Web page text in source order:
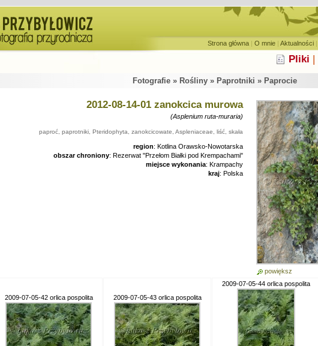
Strona główna | O mnie | Aktualności |
Pliki |
Fotografie » Rośliny » Paprotniki » Paprocie
2012-08-14-01 zanokcica murowa
(Asplenium ruta-muraria)
paproć, paprotniki, Pteridophyta, zanokcicowate, Aspleniaceae, liść, skała
region: Kotlina Orawsko-Nowotarska
obszar chroniony: Rezerwat "Przełom Białki pod Krempachami"
miejsce wykonania: Krampachy
kraj: Polska
powiększ
2009-07-05-42 orlica pospolita 2009-07-05-43 orlica pospolita
2009-07-05-44 orlica pospolita